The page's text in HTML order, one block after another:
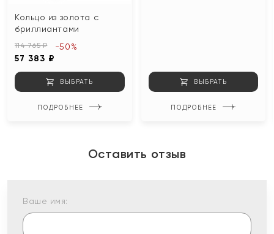
Кольцо из золота с
бриллиантами
114 765 ₽
57 383 ₽
-50%
ВЫБРАТЬ
ПОДРОБНЕЕ
ВЫБРАТЬ
ПОДРОБНЕЕ
Оставить отзыв
Ваше имя: